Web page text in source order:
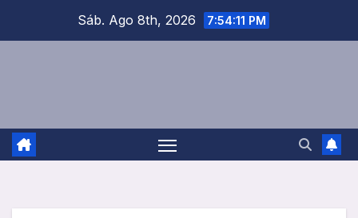
Sáb. Ago 8th, 2026 7:54:11 PM